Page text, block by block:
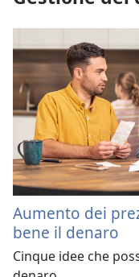
Aumento dei
bene il denaro
Cinque idee che